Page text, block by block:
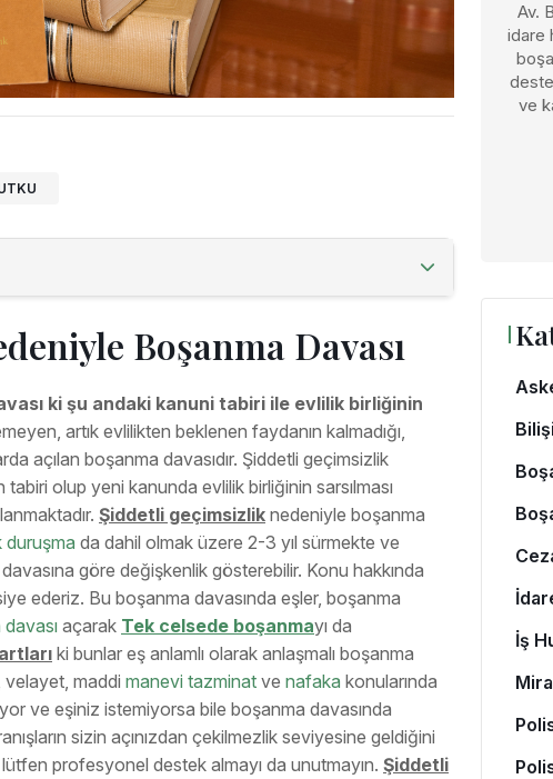
Boşanma Davası
ki şu andaki kanuni tabiri ile evlilik birliğinin
artık evlilikten beklenen faydanın kalmadığı,
açılan boşanma davasıdır. Şiddetli geçimsizlik
tabiri olup yeni kanunda evlilik birliğinin sarsılması
Şiddetli geçimsizlik nedeniyle boşanma
duruşma da dahil olmak üzere 2-3 yıl sürmekte ve
göre değişkenlik gösterebilir. Konu hakkında
ederiz. Bu boşanma davasında eşler, boşanma
açarak Tek celsede boşanmayı da
ki bunlar eş anlamlı olarak anlaşmalı boşanma
velayet, maddi manevi tazminat ve nafaka konularında
ve eşiniz istemiyorsa bile boşanma davasında
sizin açınızdan çekilmezlik seviyesine geldiğini
profesyonel destek almayı da unutmayın. Şiddetli
Av.
idare
ve
İş